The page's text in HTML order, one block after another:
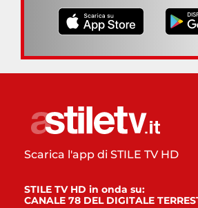
Scarica l'app di STILE TV HD
STILE TV HD in onda su:
CANALE 78 DEL DIGITALE